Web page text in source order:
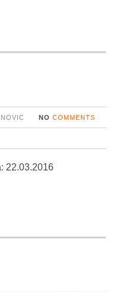
NO COMMENTS
22.03.2016